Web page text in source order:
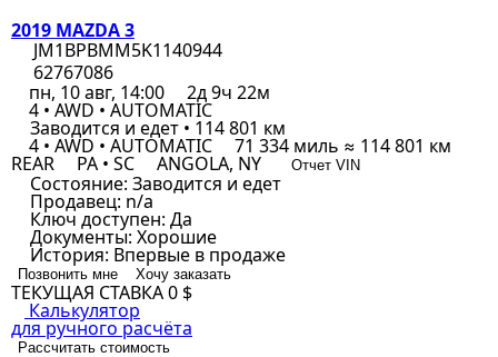
2019 MAZDA 3
JM1BPBMM5K1140944
62767086
пн, 10 авг, 14:00
2д 9ч 22м
4 • AWD • AUTOMATIC
Заводится и едет • 114 801 км
4 • AWD • AUTOMATIC 71 334 миль ≈ 114 801 км
REAR PA • SC ANGOLA, NY Отчет VIN
Состояние: Заводится и едет
Продавец: n/a
Ключ доступен: Да
Документы: Хорошие
История: Впервые в продаже
Позвонить мне Хочу заказать
ТЕКУЩАЯ СТАВКА0 $
Калькулятор
для ручного расчёта
Рассчитать стоимость